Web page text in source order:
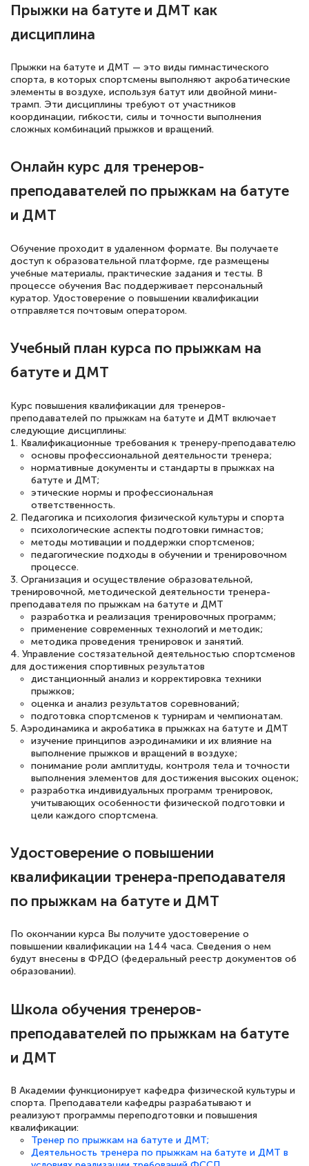
статьи. Времени на подготовку
достаточно. Курс помогает пройти
Евгения Коротких
Знаток города 2 уровня
12 марта 2026
Спасибо большое Академии! Грамотное,
вежливое сопровождение! Всё чётко и
понятно! Проходила повышение
квалификации. Ещё раз - СПАСИБО!
Елена Петрикс
11 марта 2026
Всем добрый день! Я прошла курс
специальности «Тренер-преподаватель
по тяжелой атлетике»! Хочется
подчеркуть, что при обращении
оперативно связались со мной
специалисты, ответили на все
интересующие вопросы и в течении
двух…
Светлана К
Знаток города 7 уровня
10 марта 2026
Оставила заявку на обучение онлайн, мне
быстро ответили, разъяснили все детали.
Обучение понравилось: огромное
количество тематической литературы,
пособий и учебников доступно на время
прохождения курса, удобная система
аттестации, проблем не возникло ни на
каком этапе…
Прыжки на батуте и ДМТ как
дисциплина
Прыжки на батуте и ДМТ — это виды гимнастического
спорта, в которых спортсмены выполняют акробатические
элементы в воздухе, используя батут или двойной мини-
трамп. Эти дисциплины требуют от участников
координации, гибкости, силы и точности выполнения
сложных комбинаций прыжков и вращений.
Онлайн курс для тренеров-
преподавателей по прыжкам на батуте
и ДМТ
Обучение проходит в удаленном формате. Вы получаете
доступ к образовательной платформе, где размещены
учебные материалы, практические задания и тесты. В
процессе обучения Вас поддерживает персональный
куратор. Удостоверение о повышении квалификации
отправляется почтовым оператором.
Учебный план курса по прыжкам на
батуте и ДМТ
Курс повышения квалификации для тренеров-
преподавателей по прыжкам на батуте и ДМТ включает
следующие дисциплины:
1. Квалификационные требования к тренеру-преподавателю
основы профессиональной деятельности тренера;
нормативные документы и стандарты в прыжках на
батуте и ДМТ;
этические нормы и профессиональная
ответственность.
2. Педагогика и психология физической культуры и спорта
психологические аспекты подготовки гимнастов;
методы мотивации и поддержки спортсменов;
педагогические подходы в обучении и тренировочном
процессе.
3. Организация и осуществление образовательной,
тренировочной, методической деятельности тренера-
преподавателя по прыжкам на батуте и ДМТ
разработка и реализация тренировочных программ;
применение современных технологий и методик;
методика проведения тренировок и занятий.
4. Управление состязательной деятельностью спортсменов
для достижения спортивных результатов
дистанционный анализ и корректировка техники
прыжков;
оценка и анализ результатов соревнований;
подготовка спортсменов к турнирам и чемпионатам.
5. Аэродинамика и акробатика в прыжках на батуте и ДМТ
изучение принципов аэродинамики и их влияние на
выполнение прыжков и вращений в воздухе;
понимание роли амплитуды, контроля тела и точности
выполнения элементов для достижения высоких оценок;
разработка индивидуальных программ тренировок,
учитывающих особенности физической подготовки и
цели каждого спортсмена.
Удостоверение о повышении
квалификации тренера-преподавателя
по прыжкам на батуте и ДМТ
По окончании курса Вы получите удостоверение о
повышении квалификации на 144 часа. Сведения о нем
будут внесены в ФРДО (федеральный реестр документов об
образовании).
Школа обучения тренеров-
преподавателей по прыжкам на батуте
и ДМТ
В Академии функционирует кафедра физической культуры и
спорта. Преподаватели кафедры разрабатывают и
реализуют программы переподготовки и повышения
квалификации:
Тренер по прыжкам на батуте и ДМТ;
Деятельность тренера по прыжкам на батуте и ДМТ в